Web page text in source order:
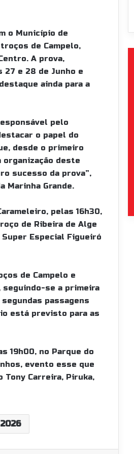
o Município de
de Campelo,
A prova,
27 e 28 de Junho e
ainda para a
pelo
o papel do
desde o primeiro
deste
sucesso da prova”,
Marinha Grande.
pelas 16h30,
de Ribeira de Alge
Super Especial Figueiró
de Campelo e
seguindo-se a primeira
segundas passagens
está previsto para as
19h00, no Parque do
evento esse que
Carreira, Piruka,